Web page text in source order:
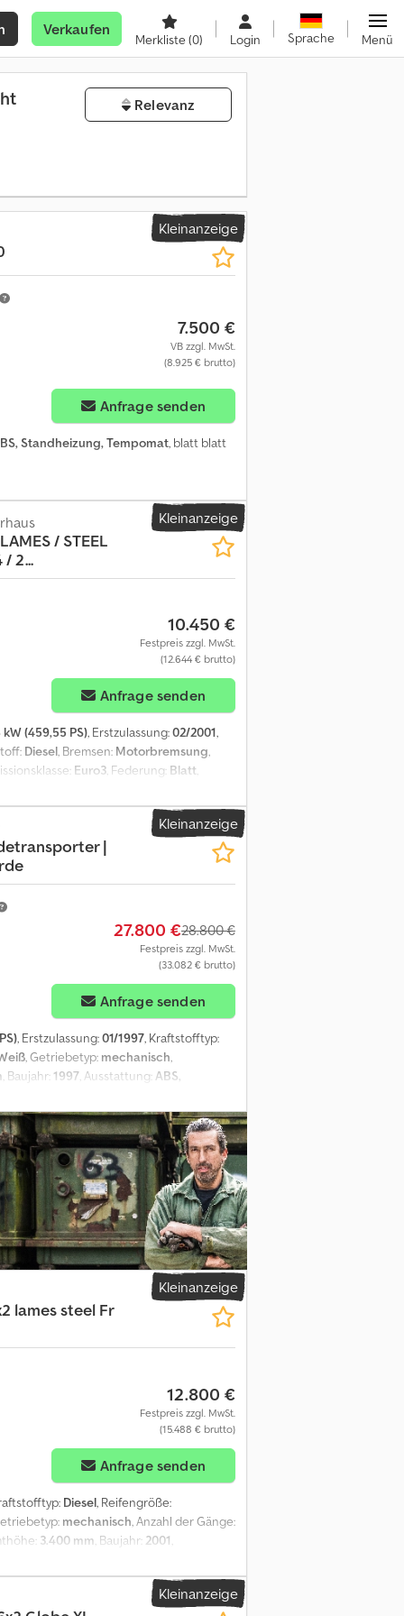
Verkaufen
Merkliste(0) Login Sprache Menü
Relevanz
Kleinanzeige
7.500 €
VB zzgl. MwSt.
(8.925 € brutto)
Anfrage senden
Standheizung, Tempomat, blatt blatt
Kleinanzeige
/ STEEL
/ 2...
10.450 €
Festpreis zzgl. MwSt.
(12.644 € brutto)
Anfrage senden
kW (459,55 PS), Erstzulassung:02/2001,
Diesel, Bremsen: Motorbremsung,
Euro3, Federung: Blatt,
Optionen und Zubehör = Crjdpjzrnp
Blatt - Hohe Schlafkabine -
= Reifen Profil: 50%
1: Doppelbereift;
Zustand: sehr gut Optischer Zustand:
Kleinanzeige
|
27.800 €28.800 €
Festpreis zzgl. MwSt.
(33.082 € brutto)
Anfrage senden
, Erstzulassung:01/1997, Kraftstofftyp:
, Getriebetyp: mechanisch,
, Baujahr:1997, Ausstattung: ABS,
| 6 Pferde | ALU | ? Baujahr 1997
? Klimaanlage ? Standheizung ?
? Seilwinde ? Frisch ? und
? 5 Pferdeplätze ? Küche ? WC /
? Bereifung vorne ca. 40%,
19.000 kg ? Nettogewicht: 16.040 kg
Aoy Uvd Isaijrf Änderungen u. Irrtümer
Kleinanzeige
lames steel Fr
12.800 €
Festpreis zzgl. MwSt.
(15.488 € brutto)
Anfrage senden
Diesel, Reifengröße:
mechanisch , Anzahl der Gänge:
3.400 mm , Baujahr: 2001
- Radio/CD-Spieler -
80R22.5; Reifen Profil: 50%; Federung:
Blattfederung Hinterachse 2: Reifen
Kleinanzeige